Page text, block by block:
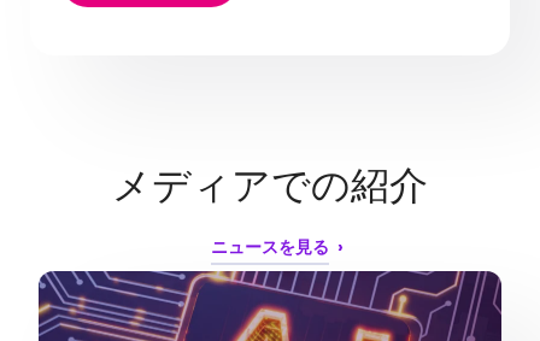
メディアでの紹介
ニュースを見る